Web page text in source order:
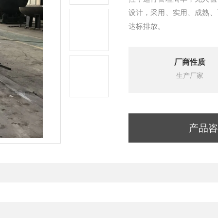
设计，采用、实用、成熟
达标排放。
厂商性质
生产厂家
产品